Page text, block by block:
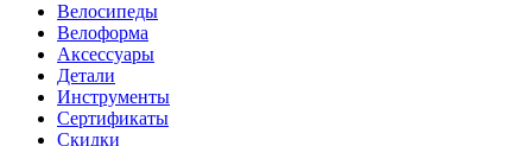
Велосипеды
Велоформа
Аксессуары
Детали
Инструменты
Сертификаты
Скидки